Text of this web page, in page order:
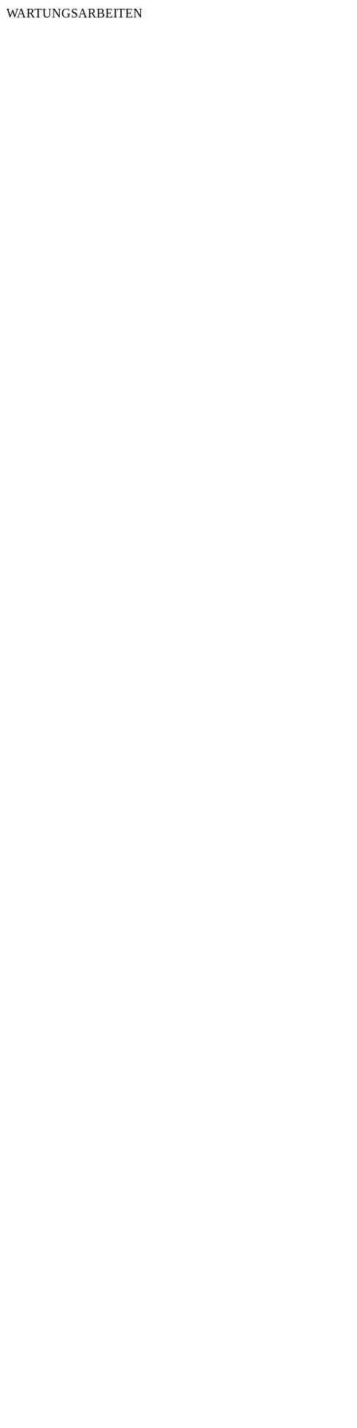
WARTUNGSARBEITEN